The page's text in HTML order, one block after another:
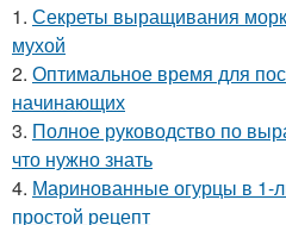
1. Секреты выращивания
мухой
2. Оптимальное время для
начинающих
3. Полное руководство по
что нужно знать
4. Маринованные огурцы в 1-
простой рецепт